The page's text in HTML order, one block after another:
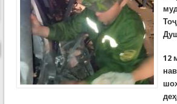
12